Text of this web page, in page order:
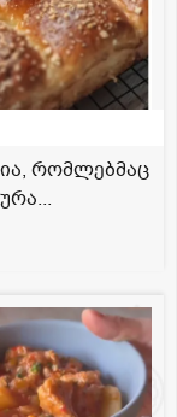
რომლებმაც